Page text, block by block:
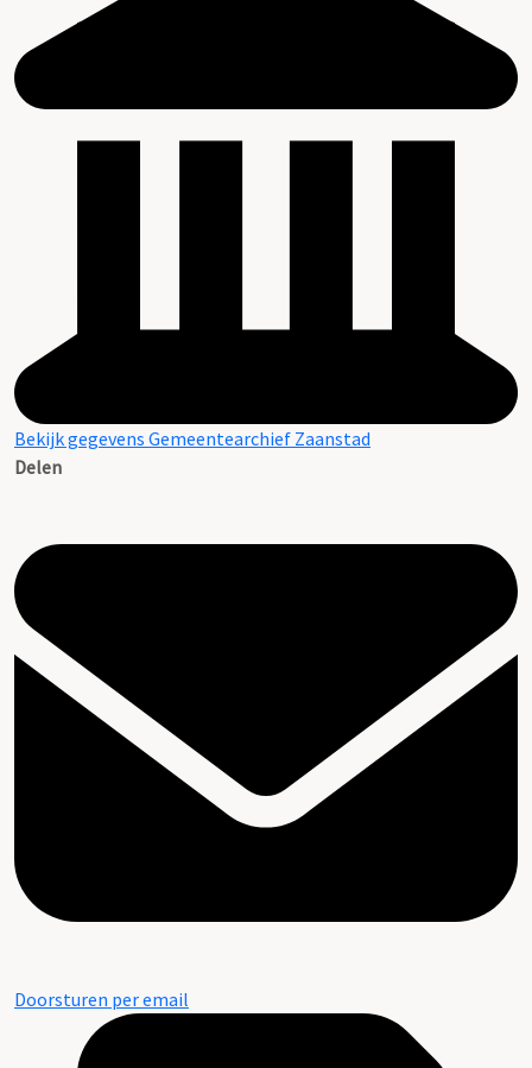
Bekijk gegevens Gemeentearchief Zaanstad
Delen
Doorsturen per email